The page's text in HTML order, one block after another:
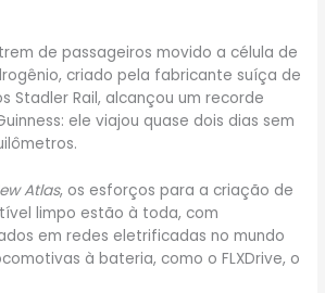
de passageiros movido a célula de
criado pela fabricante suíça de
Stadler Rail, alcançou um recorde
ele viajou quase dois dias sem
Atlas, os esforços para a criação de
limpo estão à toda, com
em redes eletrificadas no mundo
à bateria, como o FLXDrive, o